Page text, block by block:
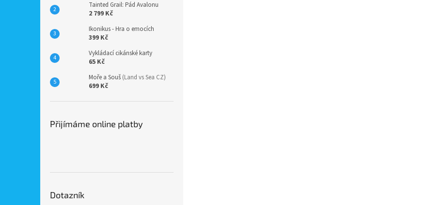
Tainted Grail: Pád Avalonu
2 799 Kč
Ikonikus - Hra o emocích
399 Kč
Vykládací cikánské karty
65 Kč
Moře a Souš (Land vs Sea CZ)
699 Kč
Přijímáme online platby
Dotazník